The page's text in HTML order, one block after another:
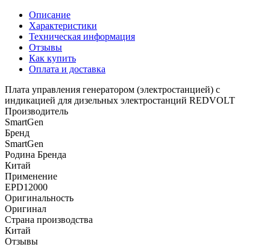
Описание
Характеристики
Техническая информация
Отзывы
Как купить
Оплата и доставка
Плата управления генератором (электростанцией) с
индикацией для дизельных электростанций REDVOLT
Производитель
SmartGen
Бренд
SmartGen
Родина Бренда
Китай
Применение
EPD12000
Оригинальность
Оригинал
Страна производства
Китай
Отзывы